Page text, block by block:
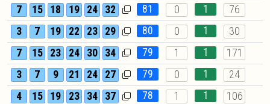
7
15 18 19 24 32 81 0 1
76
3
7 19 22 23 29 80 0 1
30
7
15 23 24 30 34 79 1 1
171
3
7 9 21 24 27 79 0 1
24
4
15 19 23 34 37 78 1 1
106